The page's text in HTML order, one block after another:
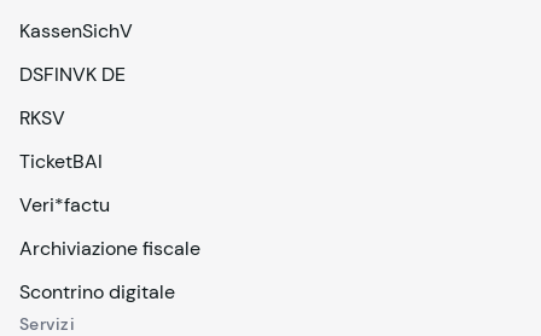
KassenSichV
DSFINVK DE
RKSV
TicketBAI
Veri*factu
Archiviazione fiscale
Scontrino digitale
Servizi